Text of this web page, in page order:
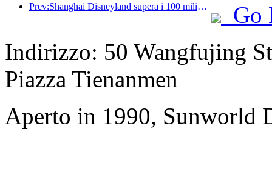
Prev:Shanghai Disneyland supera i 100 milioni di visitatori e si espanderà con un quarto hotel a tema.
Go
Indirizzo: 50 Wangfujing
Piazza Tienanmen
Aperto in 1990, Sunworld